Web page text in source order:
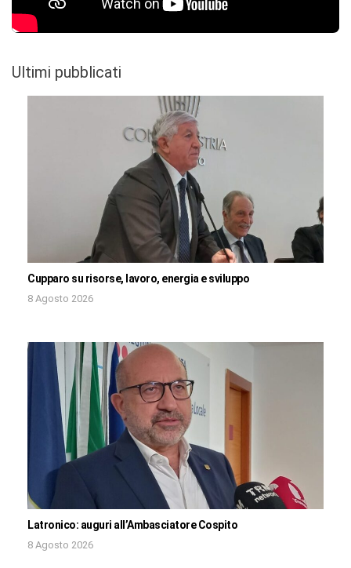
Ultimi pubblicati
Cupparo su risorse, lavoro, energia e sviluppo
8 Agosto 2026
Latronico: auguri all’Ambasciatore Cospito
8 Agosto 2026